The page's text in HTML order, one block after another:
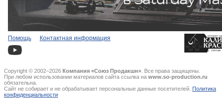
Помощь Контактная информация
Copyright © 2002–2026 Компания «Союз Продакшн» . Все права защищены.
При любом использовании материалов сайта ссылка на www.so-production.ru
обязательна.
Сайт не собирает и не обрабатывает персональные данные посетителей. Политика
конфиденциальности